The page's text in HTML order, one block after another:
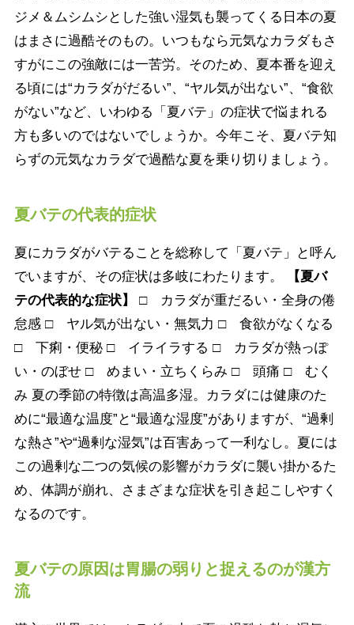
ジメ＆ムシムシとした強い湿気も襲ってくる日本の夏
はまさに過酷そのもの。いつもなら元気なカラダもさ
すがにこの強敵には一苦労。そのため、夏本番を迎え
る頃には“カラダがだるい”、“ヤル気が出ない”、“食欲
がない”など、いわゆる「夏バテ」の症状で悩まれる
方も多いのではないでしょうか。今年こそ、夏バテ知
らずの元気なカラダで過酷な夏を乗り切りましょう。
夏バテの代表的症状
夏にカラダがバテることを総称して「夏バテ」と呼ん
でいますが、その症状は多岐にわたります。
【夏バ
テの代表的な症状】
□ カラダが重だるい・全身の倦
怠感 □ ヤル気が出ない・無気力 □ 食欲がなくなる
□ 下痢・便秘 □ イライラする □ カラダが熱っぽ
い・のぼせ □ めまい・立ちくらみ □ 頭痛 □ むく
み 夏の季節の特徴は高温多湿。カラダには健康のた
めに“最適な温度”と“最適な湿度”がありますが、“過剰
な熱さ”や“過剰な湿気”は百害あって一利なし。夏には
この過剰な二つの気候の影響がカラダに襲い掛かるた
め、体調が崩れ、さまざまな症状を引き起こしやすく
なるのです。
夏バテの原因は胃腸の弱りと捉えるのが漢方
流